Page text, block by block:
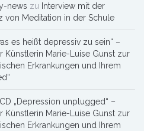
news zu Interview mit der
von Meditation in der Schule
es heißt depressiv zu sein“ –
Künstlerin Marie-Luise Gunst zur
Erkrankungen und Ihrem
„Depression unplugged“ –
Künstlerin Marie-Luise Gunst zur
Erkrankungen und Ihrem